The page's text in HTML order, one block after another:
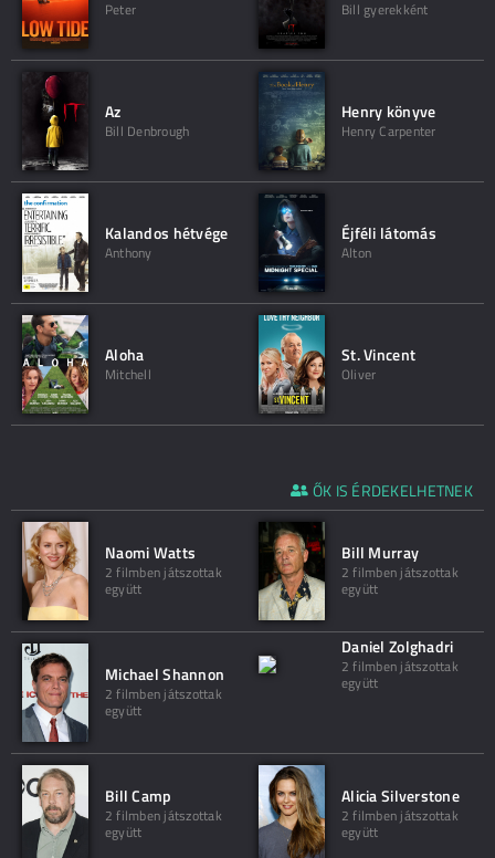
Peter Bill gyerekként
Az
Bill Denbrough
Henry könyve
Henry Carpenter
Kalandos hétvége
Anthony
Éjféli látomás
Alton
Aloha
Mitchell
St. Vincent
Oliver
ŐK IS ÉRDEKELHETNEK
Naomi Watts
2 filmben játszottak
együtt
Bill Murray
2 filmben játszottak
együtt
Michael Shannon
2 filmben játszottak
együtt
Daniel Zolghadri
2 filmben játszottak
együtt
Bill Camp
2 filmben játszottak
együtt
Alicia Silverstone
2 filmben játszottak
együtt